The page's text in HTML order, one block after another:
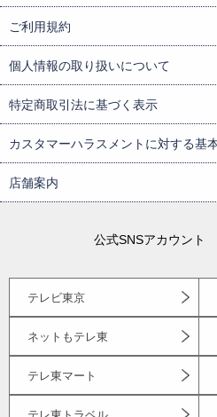
ご利用規約
個人情報の取り扱いについて
特定商取引法に基づく表示
カスタマーハラスメントに対する基
店舗案内
公式SNSアカウント
テレビ東京
ネットもテレ東
テレ東マート